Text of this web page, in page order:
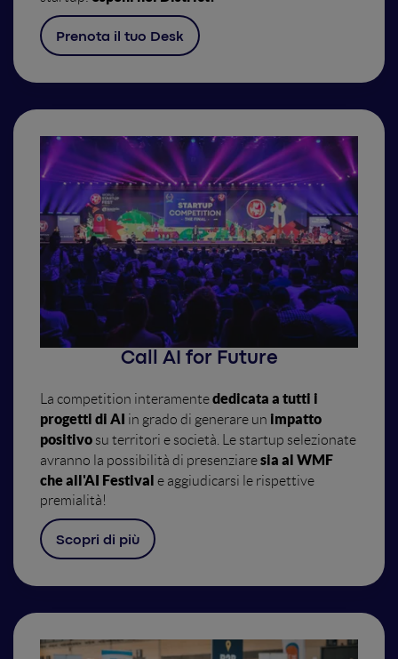
Prenota il tuo Desk
Call AI for Future
La competition interamentededicata a tutti i
progetti di AI in grado di generare un impatto
positivo su territori e società. Le startup selezionate
avranno la possibilità di presenziaresia al WMF
che all'AI Festival e aggiudicarsi le rispettive
premialità!
Scopri di più